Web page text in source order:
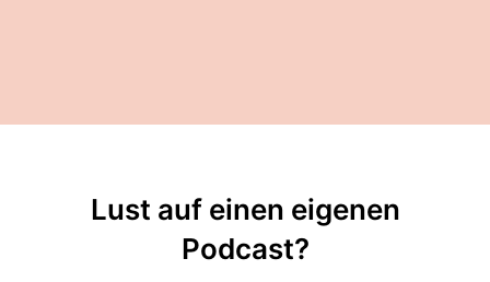
Lust auf einen eigenen
Podcast?